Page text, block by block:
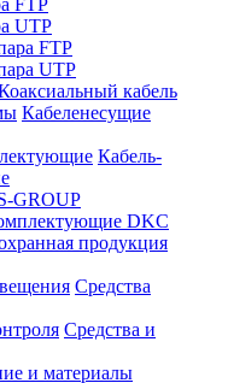
FTP
UTP
FTP
UTP
кабель
Кабеленесущие
Кабель-
GROUP
DKC
продукция
Средства
Средства и